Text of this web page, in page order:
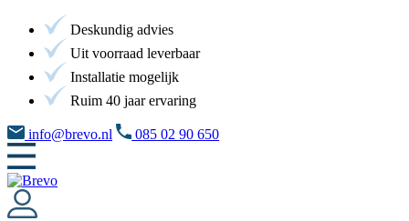
Deskundig advies
Uit voorraad leverbaar
Installatie mogelijk
Ruim 40 jaar ervaring
info@brevo.nl 085 02 90 650